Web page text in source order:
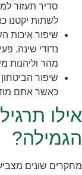
סדיר תעזור
לשתות יקטנו
שיפור איכות
נדודי שינה.
מהר וליהנות
שיפור
כאשר אתם
אילו
הגמילה?
מחקרים שונים